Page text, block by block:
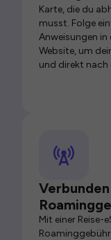
Karte, die du
musst. Folge
Anweisungen
Website, um
und direkt nach
Mit einer Reise-